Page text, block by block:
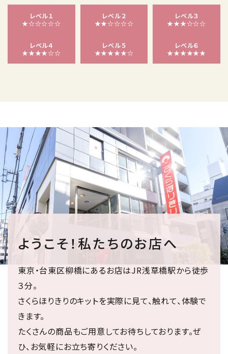
レベル１
★☆☆☆☆☆
レベル２
★★☆☆☆☆
レベル３
★★★☆☆☆
レベル４
★★★★☆☆
レベル５
★★★★★☆
レベル６
★★★★★★
ようこそ！私たちのお店へ
東京・台東区柳橋にあるお店はJR浅草橋駅から徒歩
３分。
さくらほりきりのキットを実際に見て、触れて、体験で
きます。
たくさんの商品もご用意してお待ちしております。ぜ
ひ、お気軽にお立ち寄りください。